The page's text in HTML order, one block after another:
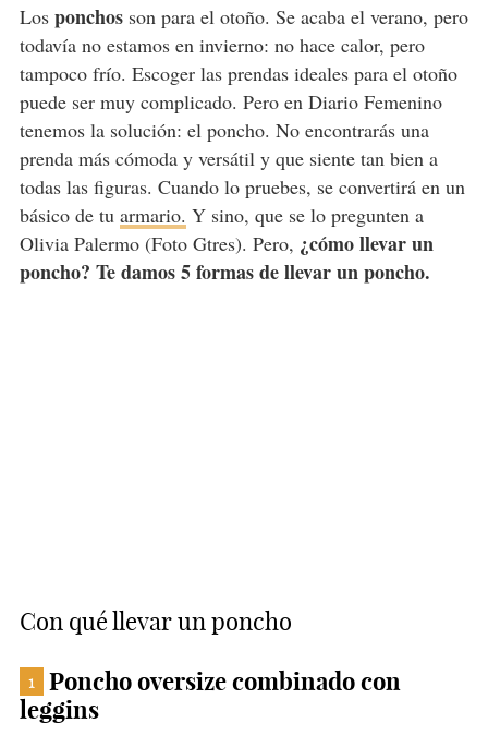
Los ponchosson para el otoño. Se acaba el verano, pero
todavía no estamos en invierno: no hace calor, pero
tampoco frío. Escoger las prendas ideales para el otoño
puede ser muy complicado. Pero en Diario Femenino
tenemos la solución: el poncho. No encontrarás una
prenda más cómoda y versátil y que siente tan bien a
todas las figuras. Cuando lo pruebes, se convertirá en un
básico de tu armario. Y sino, que se lo pregunten a
Olivia Palermo (Foto Gtres). Pero, ¿cómo llevar un
poncho? Te damos 5 formas de llevar un poncho.
Con qué llevar un poncho
1
Poncho oversize combinado con
leggins